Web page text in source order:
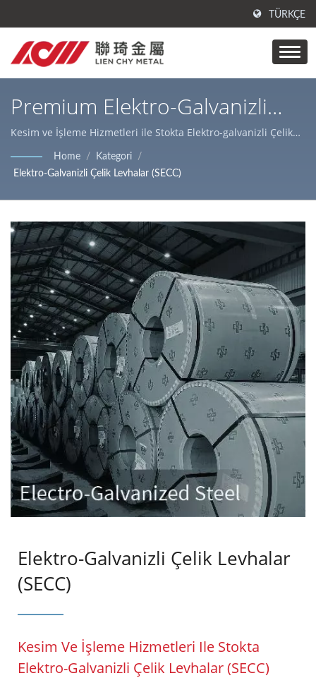
TÜRKÇE
Premium Elektro-Galvanizli
Çelik Bobinler / Laminat Metal
Ürünleri | Metal Yüzey İşleme
Kesim ve İşleme Hizmetleri ile Stokta Elektro-galvanizli Çelik
Levhalar (SECC) / Lienchy Metal'in ana ürünleri PVC
kaplı/lamine metal, AFP paslanmaz çelik ve çelik
bobinler/levhalar, çeşitli iç ve dış mekan dekorasyonları ile ev
aletleri kutuları için uygun lazer kesim hizmetleridir.
Home / Kategori
/
Elektro-Galvanizli Çelik Levhalar (SECC)
Elektro-Galvanizli Çelik Levhalar
(SECC)
Kesim Ve İşleme Hizmetleri Ile Stokta
Elektro-Galvanizli Çelik Levhalar (SECC)